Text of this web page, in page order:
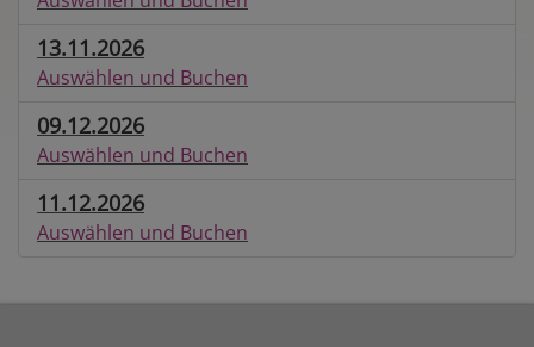
13.11.2026
Auswählen und Buchen
09.12.2026
Auswählen und Buchen
11.12.2026
Auswählen und Buchen